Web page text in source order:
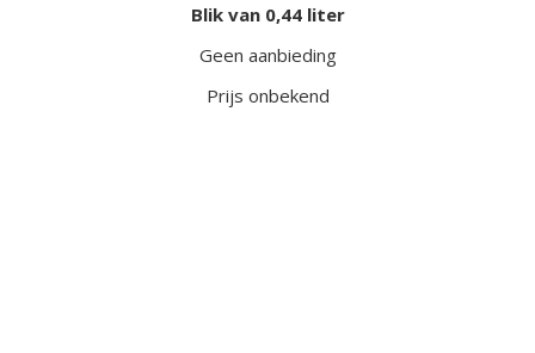
Blik van 0,44 liter
Geen aanbieding
Prijs onbekend